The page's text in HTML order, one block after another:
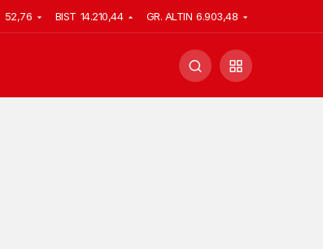
52,76 BIST 14.210,44 GR. ALTIN 6.903,48